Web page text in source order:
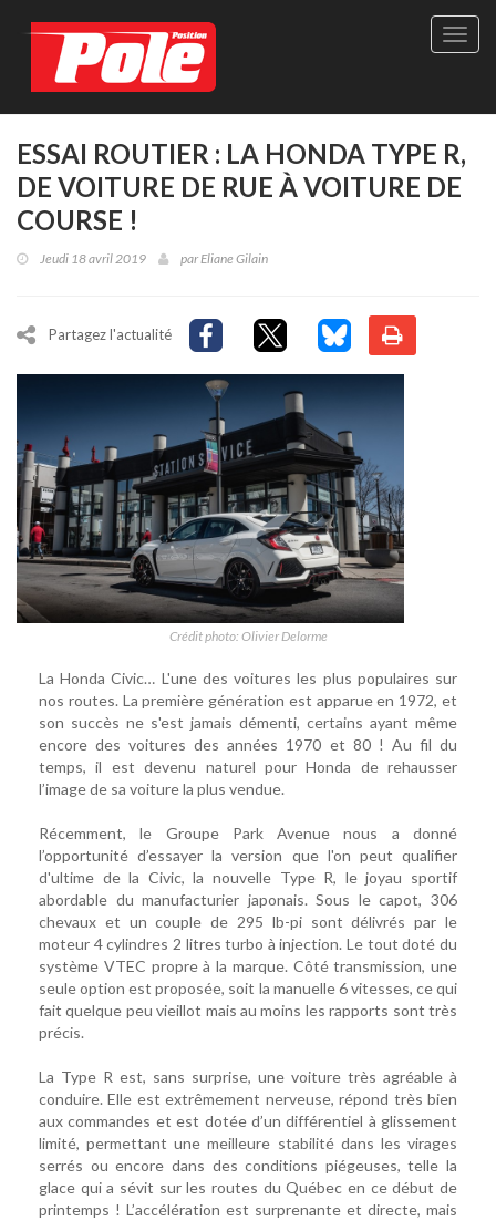
Site
-
Le
ESSAI ROUTIER : LA HONDA TYPE R,
DE VOITURE DE RUE À VOITURE DE
COURSE !
Jeudi 18 avril 2019 parEliane Gilain
Partagez l'actualité
Crédit photo: Olivier Delorme
La Honda Civic… L'une des voitures les plus populaires sur
nos routes. La première génération est apparue en 1972, et
son succès ne s'est jamais démenti, certains ayant même
encore des voitures des années 1970 et 80 ! Au fil du
temps, il est devenu naturel pour Honda de rehausser
l’image de sa voiture la plus vendue.
Récemment, le Groupe Park Avenue nous a donné
l’opportunité d’essayer la version que l'on peut qualifier
d'ultime de la Civic, la nouvelle Type R, le joyau sportif
abordable du manufacturier japonais. Sous le capot, 306
chevaux et un couple de 295 lb-pi sont délivrés par le
moteur 4 cylindres 2 litres turbo à injection. Le tout doté du
système VTEC propre à la marque. Côté transmission, une
seule option est proposée, soit la manuelle 6 vitesses, ce qui
fait quelque peu vieillot mais au moins les rapports sont très
précis.
La Type R est, sans surprise, une voiture très agréable à
conduire. Elle est extrêmement nerveuse, répond très bien
aux commandes et est dotée d’un différentiel à glissement
limité, permettant une meilleure stabilité dans les virages
serrés ou encore dans des conditions piégeuses, telle la
glace qui a sévit sur les routes du Québec en ce début de
printemps ! L’accélération est surprenante et directe, mais